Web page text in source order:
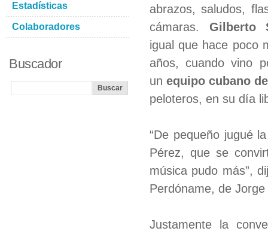
abrazos, saludos,
cámaras. Gilberto
igual que hace poco
años, cuando vino
un equipo cubano
peloteros, en su día
“De pequeño jugué
Pérez, que se
música pudo más”,
Perdóname, de
Justamente la
Estadísticas
Colaboradores
Buscador